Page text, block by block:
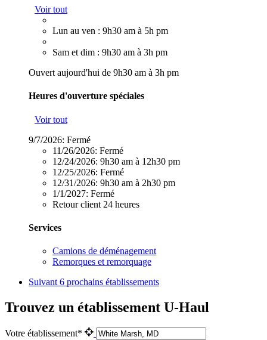
Voir tout
Lun au ven : 9h30 am à 5h pm
Sam et dim : 9h30 am à 3h pm
Ouvert aujourd'hui de 9h30 am à 3h pm
Heures d'ouverture spéciales
Voir tout
9/7/2026: Fermé
11/26/2026: Fermé
12/24/2026: 9h30 am à 12h30 pm
12/25/2026: Fermé
12/31/2026: 9h30 am à 2h30 pm
1/1/2027: Fermé
Retour client 24 heures
Services
Camions de déménagement
Remorques et remorquage
Suivant 6 prochains établissements
Trouvez un établissement U-Haul
Votre établissement*